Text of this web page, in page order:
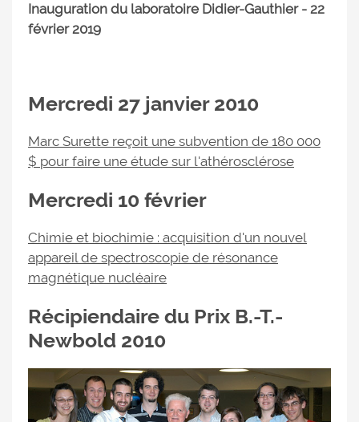
Inauguration du laboratoire Didier-Gauthier - 22
février 2019
Mercredi 27 janvier 2010
Marc Surette reçoit une subvention de 180 000
$ pour faire une étude sur l'athérosclérose
Mercredi 10 février
Chimie et biochimie : acquisition d'un nouvel
appareil de spectroscopie de résonance
magnétique nucléaire
Récipiendaire du Prix B.-T.-
Newbold 2010